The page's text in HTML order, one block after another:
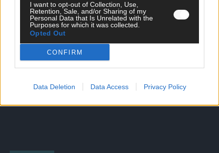
I want to opt-out of Collection, Use,
Retention, Sale, and/or Sharing of my
Personal Data that Is Unrelated with the
Purposes for which it was collected.
Opted Out
CONFIRM
Data Deletion Data Access Privacy Policy
Ratgeber
Wissen
Kommentar
Streams & Storys